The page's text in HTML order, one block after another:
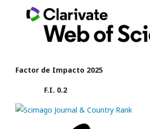
Factor de Impacto 2025
F.I. 0.2